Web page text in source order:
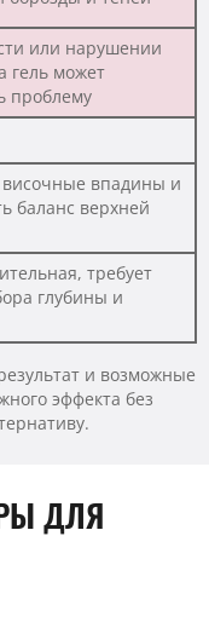
или нарушении
гель может
проблему
височные впадины и
баланс верхней
требует
глубины и
и возможные
эффекта без
ДЛЯ